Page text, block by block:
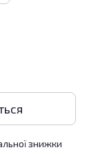
знижки